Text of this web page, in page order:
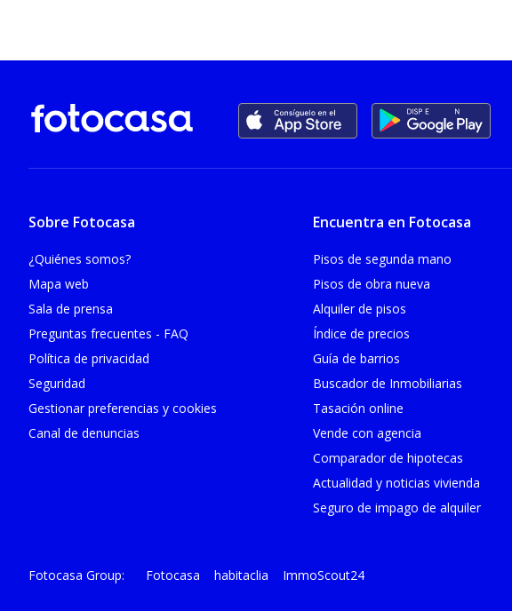
Sobre Fotocasa
¿Quiénes somos?
Mapa web
Sala de prensa
Preguntas frecuentes - FAQ
Política de privacidad
Seguridad
Gestionar preferencias y cookies
Canal de denuncias
Encuentra en Fotocasa
Pisos de segunda mano
Pisos de obra nueva
Alquiler de pisos
Índice de precios
Guía de barrios
Buscador de Inmobiliarias
Tasación online
Vende con agencia
Comparador de hipotecas
Actualidad y noticias vivienda
Seguro de impago de alquiler
Fotocasa Group Fotocasa habitaclia ImmoScout24